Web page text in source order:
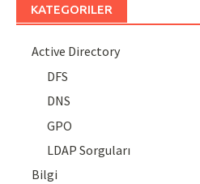
KATEGORILER
Active Directory
DFS
DNS
GPO
LDAP Sorguları
Bilgi